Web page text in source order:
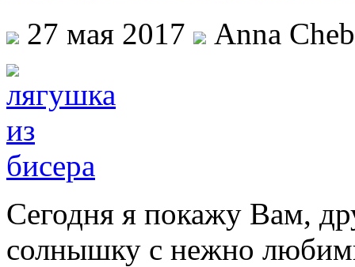
27 мая 2017 Anna
Сегодня я покажу Вам,
солнышку с нежно